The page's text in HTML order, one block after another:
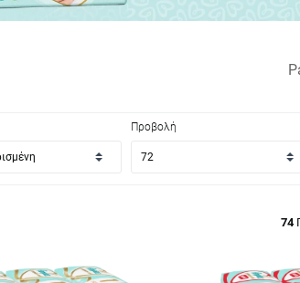
Προβολή
74